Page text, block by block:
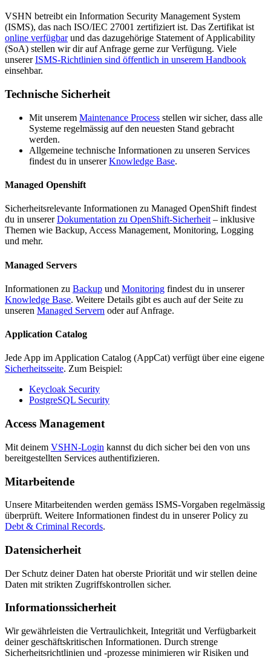
VSHN betreibt ein Information Security Management System
(ISMS), das nach ISO/IEC 27001 zertifiziert ist. Das Zertifikat ist
online verfügbarund das dazugehörige Statement of Applicability
(SoA) stellen wir dir auf Anfrage gerne zur Verfügung. Viele
unsererISMS-Richtlinien sind öffentlich in unserem Handbook
einsehbar.
Technische Sicherheit
Mit unserem Maintenance Process stellen wir sicher, dass alle
Systeme regelmässig auf den neuesten Stand gebracht
werden.
Allgemeine technische Informationen zu unseren Services
findest du in unsererKnowledge Base.
Managed Openshift
Sicherheitsrelevante Informationen zu Managed OpenShift findest
du in unsererDokumentation zu OpenShift-Sicherheit – inklusive
Themen wie Backup, Access Management, Monitoring, Logging
und mehr.
Managed Servers
Informationen zu Backup und Monitoring findest du in unserer
Knowledge Base. Weitere Details gibt es auch auf der Seite zu
unseren Managed Servern oder auf Anfrage.
Application Catalog
Jede App im Application Catalog (AppCat) verfügt über eine eigene
Sicherheitsseite. Zum Beispiel:
Keycloak Security
PostgreSQL Security
Access Management
Mit deinem VSHN-Login kannst du dich sicher bei den von uns
bereitgestellten Services authentifizieren.
Mitarbeitende
Unsere Mitarbeitenden werden gemäss ISMS-Vorgaben regelmässig
überprüft. Weitere Informationen findest du in unserer Policy zu
Debt & Criminal Records.
Datensicherheit
Der Schutz deiner Daten hat oberste Priorität und wir stellen deine
Daten mit strikten Zugriffskontrollen sicher.
Informationssicherheit
Wir gewährleisten die Vertraulichkeit, Integrität und Verfügbarkeit
deiner geschäftskritischen Informationen. Durch strenge
Sicherheitsrichtlinien und -prozesse minimieren wir Risiken und